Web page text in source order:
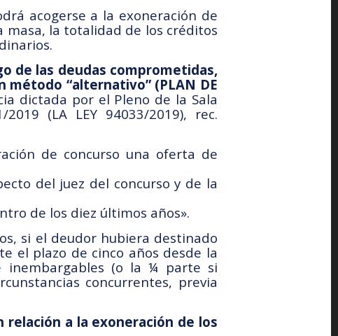
acogerse a la exoneración de
masa, la totalidad de los créditos
de las deudas comprometidas,
“alternativo” (PLAN DE
dictada por el Pleno de la Sala
(LA LEY 94033/2019), rec.
de concurso una oferta de
del juez del concurso y de la
de los diez últimos años».
si el deudor hubiera destinado
el plazo de cinco años desde la
inembargables (o la ¼ parte si
concurrentes, previa
relación a la exoneración de los